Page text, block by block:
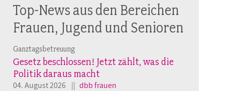
Top-News aus den Bereichen
Frauen, Jugend und Senioren
Ganztagsbetreuung
Gesetz beschlossen! Jetzt zählt, was die
Politik daraus macht
04. August 2026 dbb frauen